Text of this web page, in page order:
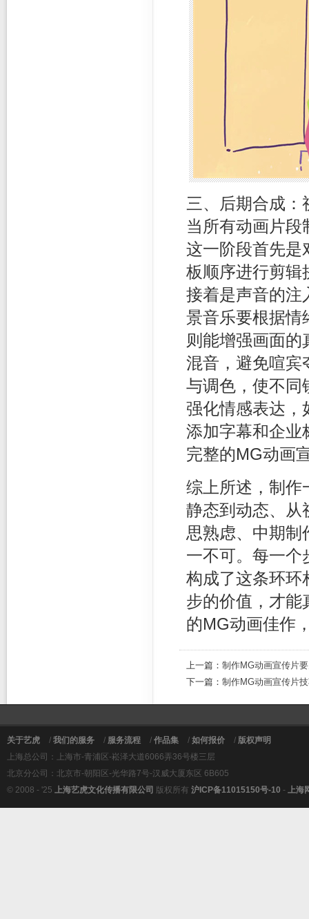
三、后期合成：
当所有动画片段
这一阶段首先是
板顺序进行剪辑
接着是声音的
景音乐要根据情
则能增强画面的
混音，避免喧宾
与调色，使不同
强化情感表达，
添加字幕和企业
完整的MG动画
综上所述，制作
静态到动态、从
思熟虑、中期制
一不可。每一个
构成了这条环环
步的价值，才能
的MG动画佳作
上一篇： 制作MG动画宣传片
下一篇： 制作MG动画宣传片
关于艺虎 / 我们的服务 / 服务流程 / 作品集 / 如何报价 / 版权声明
上海总公司：上海市-青浦区-崧泽大道6066弄36号楼三层
北京分公司：北京市-朝阳区-光华路7号-汉威大厦东区 6B605
© 2008 - '25 上海艺虎文化传播有限公司 版权所有 沪ICP备11015150号-10 - 上海